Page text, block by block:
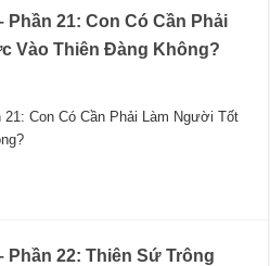
Phần 21: Con Có Cần Phải
Vào Thiên Đàng Không?
Con Có Cần Phải Làm Người Tốt
Phần 22: Thiên Sứ Trông